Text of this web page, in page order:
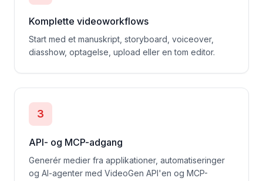
Komplette videoworkflows
Start med et manuskript, storyboard, voiceover,
diasshow, optagelse, upload eller en tom editor.
3
API- og MCP-adgang
Generér medier fra applikationer, automatiseringer
og AI-agenter med VideoGen API'en og MCP-